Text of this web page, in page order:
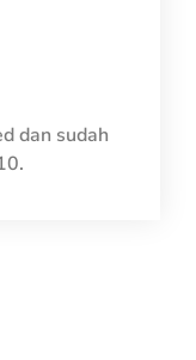
dan sudah